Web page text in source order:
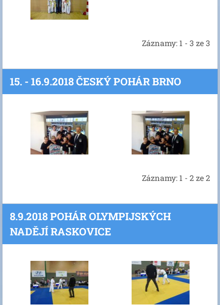
Záznamy: 1 - 3 ze 3
15. - 16.9.2018 ČESKÝ POHÁR BRNO
Záznamy: 1 - 2 ze 2
8.9.2018 POHÁR OLYMPIJSKÝCH
NADĚJÍ RASKOVICE